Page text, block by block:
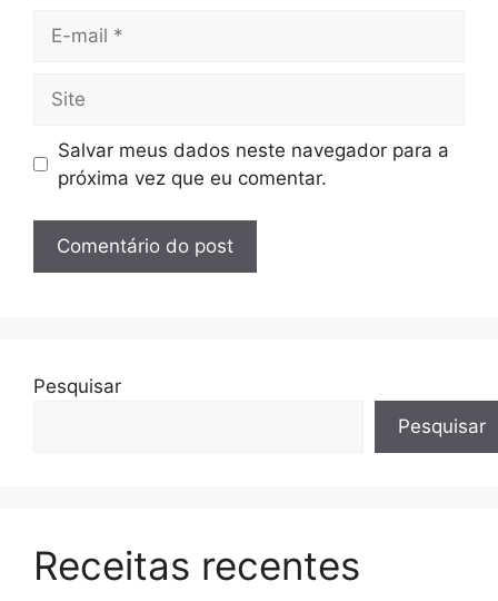
mail
Salvar meus dados neste navegador para a
próxima vez que eu comentar.
Pesquisar
Pesquisar
Receitas recentes